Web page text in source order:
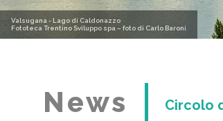
Valsugana - Lago di Caldonazzo
Fototeca Trentino Sviluppo spa – foto di Carlo Baroni
News Circolo